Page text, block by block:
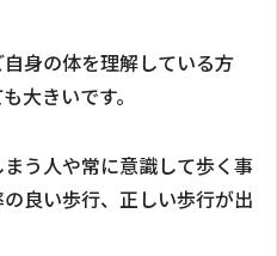
身の体を理解している方
大きいです。
う人や常に意識して歩く事
良い歩行、正しい歩行が出